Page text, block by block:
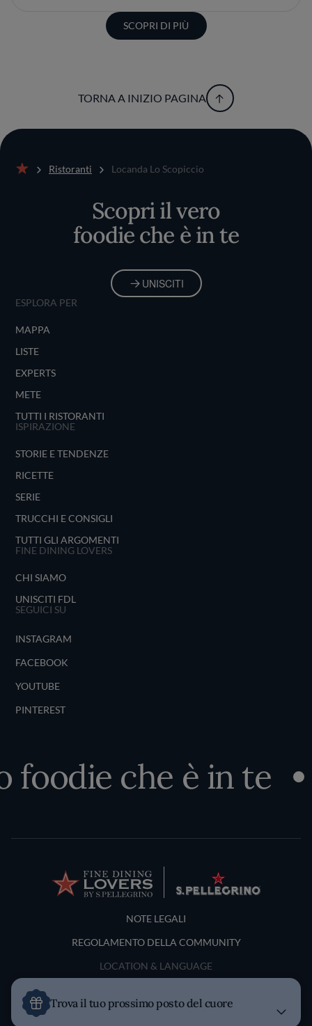
SCOPRI DI PIÙ
TORNA A INIZIO PAGINA
Ristoranti Locanda Lo Scopiccio
Scopri il vero
foodie che è in te
UNISCITI
ESPLORA PER
MAPPA
LISTE
EXPERTS
METE
TUTTI I RISTORANTI
ISPIRAZIONE
STORIE E TENDENZE
RICETTE
SERIE
TRUCCHI E CONSIGLI
TUTTI GLI ARGOMENTI
FINE DINING LOVERS
CHI SIAMO
UNISCITI FDL
SEGUICI SU
INSTAGRAM
FACEBOOK
YOUTUBE
PINTEREST
che è in te
Terms and Conditions
NOTE LEGALI
REGOLAMENTO DELLA COMMUNITY
LOCATION & LANGUAGE
Trova il tuo prossimo posto del cuore